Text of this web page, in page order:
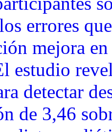
errores
mejora
estudio
detectar
de 3,46